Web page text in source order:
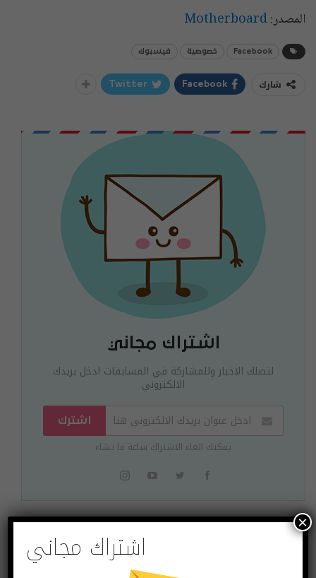
المصدر:Motherboard
Facebook خصوصية فيسبوك
شارك Facebook
Twitter
اشتراك مجاني
لتصلك الاخبار وللمشاركة في المسابقات ادخل بريدك
الالكتروني
اشترك
يمكنك الغاء الاشتراك ساعة ما تشاء
البوست القادم
ثغرات في متصفح
اشتراك مجاني
×